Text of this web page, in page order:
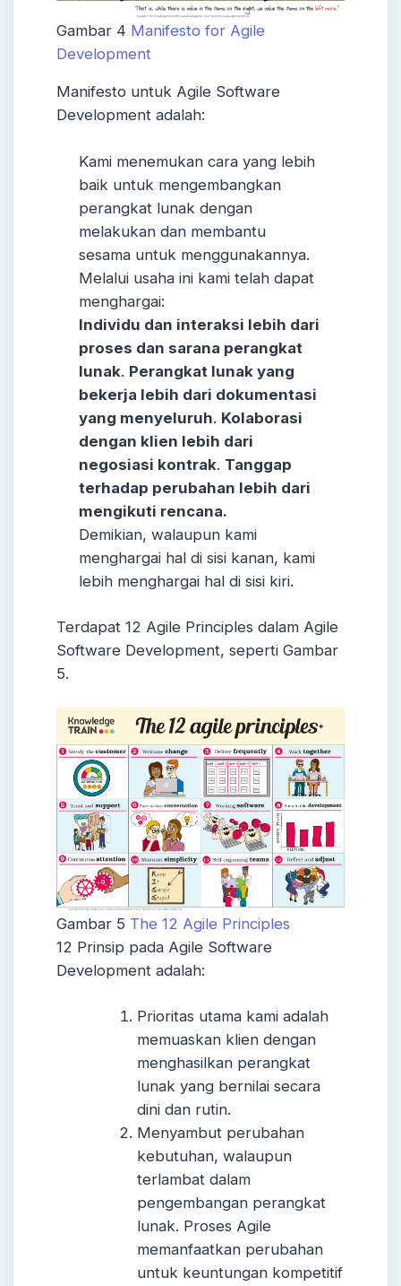
Gambar 4 Manifesto for Agile
Development
Manifesto untuk Agile Software
Development adalah:
Kami menemukan cara yang lebih
baik untuk mengembangkan
perangkat lunak dengan
melakukan dan membantu
sesama untuk menggunakannya.
Melalui usaha ini kami telah dapat
menghargai:
Individu dan interaksi lebih dari
proses dan sarana perangkat
lunak. Perangkat lunak yang
bekerja lebih dari dokumentasi
yang menyeluruh. Kolaborasi
dengan klien lebih dari
negosiasi kontrak. Tanggap
terhadap perubahan lebih dari
mengikuti rencana.
Demikian, walaupun kami
menghargai hal di sisi kanan, kami
lebih menghargai hal di sisi kiri.
Terdapat 12 Agile Principles dalam Agile
Software Development, seperti Gambar
5.
Gambar 5 The 12 Agile Principles
12 Prinsip pada Agile Software
Development adalah:
Prioritas utama kami adalah
memuaskan klien dengan
menghasilkan perangkat
lunak yang bernilai secara
dini dan rutin.
Menyambut perubahan
kebutuhan, walaupun
terlambat dalam
pengembangan perangkat
lunak. Proses Agile
memanfaatkan perubahan
untuk keuntungan kompetitif